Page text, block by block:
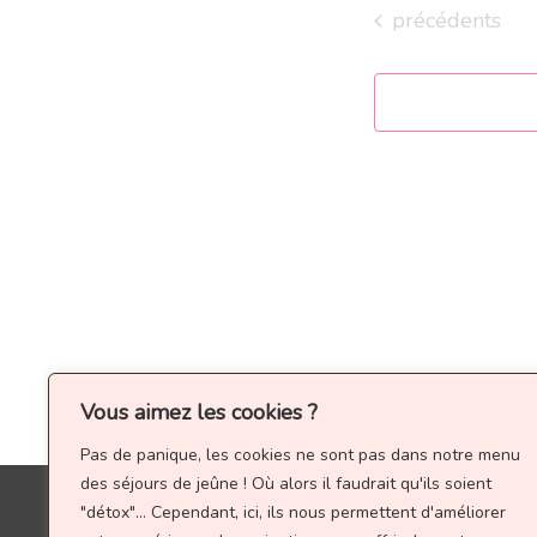
Vous aimez les cookies ?
Pas de panique, les cookies ne sont pas dans notre menu
des séjours de jeûne ! Où alors il faudrait qu'ils soient
"détox"... Cependant, ici, ils nous permettent d'améliorer
uneÉvènements
précédents
Les